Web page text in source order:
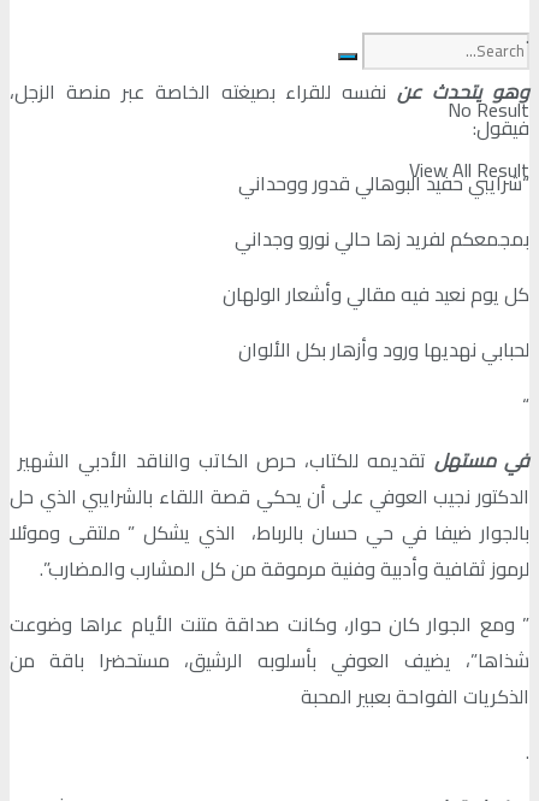
No Result
View All Result
.
وهو يتحدث عننفسه للقراء بصيغته الخاصة عبر منصة الزجل،
فيقول:
“شرايبي حفيد البوهالي قدور ووحداني
بمجمعكم لفريد زها حالي نورو وجداني
كل يوم نعيد فيه مقالي وأشعار الولهان
لحبابي نهديها ورود وأزهار بكل الألوان
“
في مستهلتقديمه للكتاب، حرص الكاتب والناقد الأدبي الشهير
الدكتور نجيب العوفي على أن يحكي قصة اللقاء بالشرايبي الذي حل
بالجوار ضيفا في حي حسان بالرباط، الذي يشكل ” ملتقى وموئلا
لرموز ثقافية وأدبية وفنية مرموقة من كل المشارب والمضارب”.
” ومع الجوار كان حوار، وكانت صداقة متنت الأيام عراها وضوعت
شذاها”، يضيف العوفي بأسلوبه الرشيق، مستحضرا باقة من
الذكريات الفواحة بعبير المحبة
.